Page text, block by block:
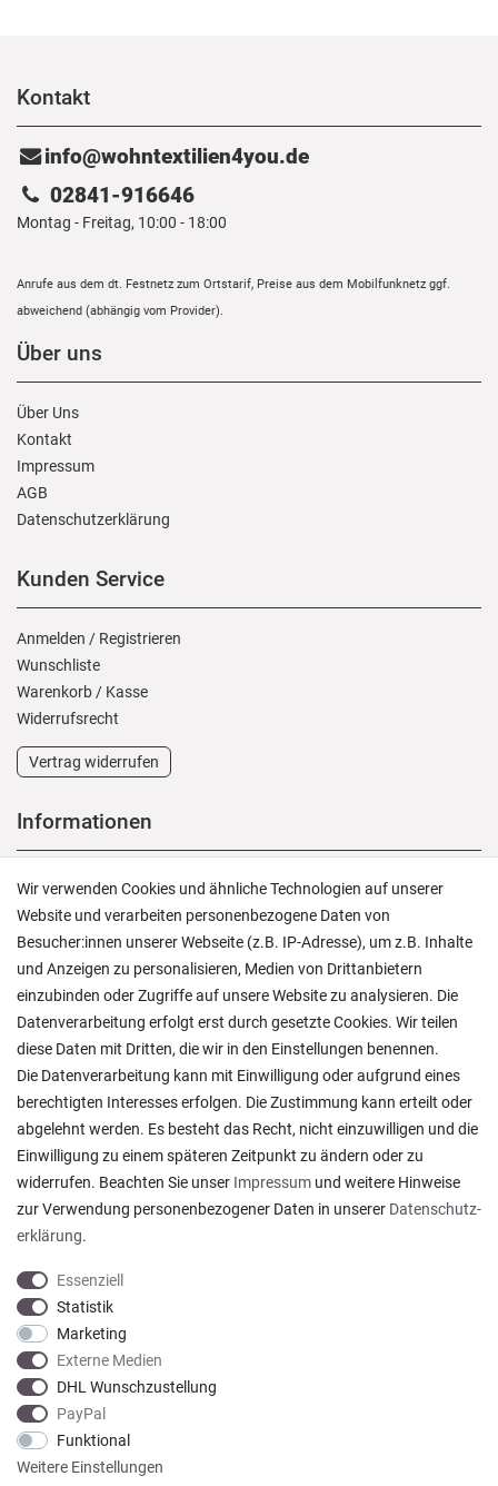
Kontakt
info@wohntextilien4you.de
02841-916646
Montag - Freitag, 10:00 - 18:00
Anrufe aus dem dt. Festnetz zum Ortstarif, Preise aus dem Mobilfunknetz ggf.
abweichend (abhängig vom Provider).
Über uns
Über Uns
Kontakt
Impressum
AGB
Daten­schutz­erklärung
Kunden Service
Anmelden / Registrieren
Wunschliste
Warenkorb / Kasse
Widerrufs­recht
Vertrag widerrufen
Informationen
Versand und Zahlung
Rücksendungen
Lieferung in die Schweiz
Pflegesymbole
Lagerverkauf
Ratgeber & News
Ein einfach toller Service - prompte Lieferung und
sogar mit Pflegehinweis!
Datum der Veröffentlichung: 05.08.2026
Datum der Kauferfahrung: 29.07.2026
921 Bewertungen
Wir verwenden Cookies und ähnliche Technologien auf unserer
Website und verarbeiten personenbezogene Daten von
Besucher:innen unserer Webseite (z.B. IP-Adresse), um z.B. Inhalte
und Anzeigen zu personalisieren, Medien von Drittanbietern
einzubinden oder Zugriffe auf unsere Website zu analysieren. Die
Datenverarbeitung erfolgt erst durch gesetzte Cookies. Wir teilen
diese Daten mit Dritten, die wir in den Einstellungen benennen.
Die Datenverarbeitung kann mit Einwilligung oder aufgrund eines
berechtigten Interesses erfolgen. Die Zustimmung kann erteilt oder
abgelehnt werden. Es besteht das Recht, nicht einzuwilligen und die
Einwilligung zu einem späteren Zeitpunkt zu ändern oder zu
widerrufen. Beachten Sie unser Impressum und weitere Hinweise
zur Verwendung personenbezogener Daten in unserer Daten­schutz­
erklärung.
Essenziell
Statistik
Marketing
Externe Medien
DHL Wunschzustellung
PayPal
Funktional
Weitere Einstellungen